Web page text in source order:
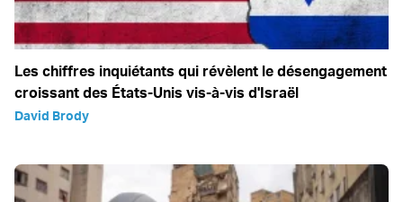
Les chiffres inquiétants qui révèlent le désengagement
croissant des États-Unis vis-à-vis d'Israël
David Brody